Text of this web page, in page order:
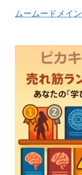
ムームードメイン